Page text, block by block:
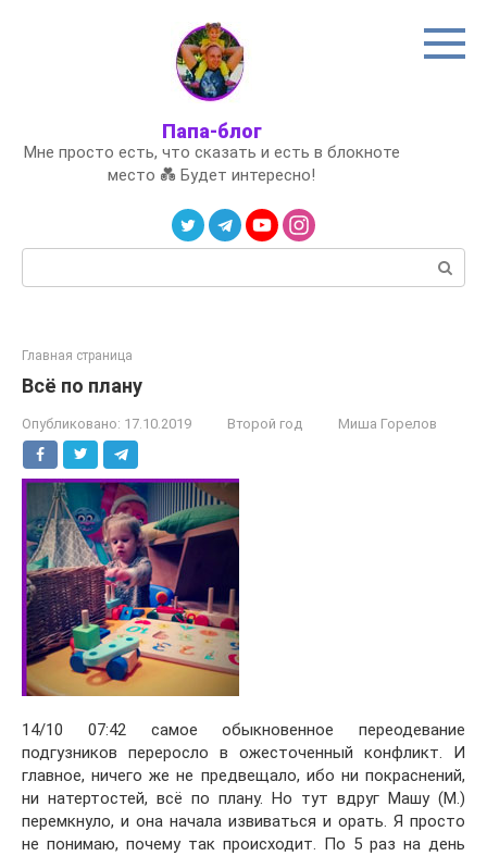
Папа-блог
Мне просто есть, что сказать и есть в блокноте
место 💑 Будет интересно!
Главная страница
Всё по плану
Опубликовано: 17.10.2019 Второй год Миша Горелов
14/10 07:42 самое обыкновенное переодевание
подгузников переросло в ожесточенный конфликт. И
главное, ничего же не предвещало, ибо ни покраснений,
ни натертостей, всё по плану. Но тут вдруг Машу (М.)
перемкнуло, и она начала извиваться и орать. Я просто
не понимаю, почему так происходит. По 5 раз на день